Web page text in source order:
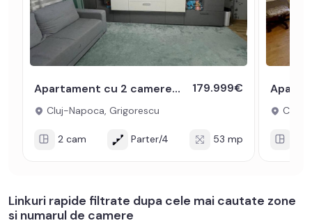
Apartament cu 2 camere decomandate de vanzare in Grigorescu cu boxa 179.999€
Cluj-Napoca, Grigorescu
2 cam Parter/4 53 mp
Cluj-
Linkuri rapide filtrate dupa cele mai cautate zone
si numarul de camere